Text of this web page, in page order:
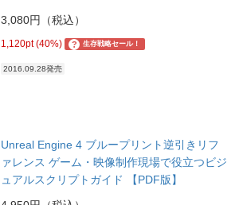
3,080円（税込）
1,120pt (40%) ? 生存戦略セール！
2016.09.28発売
Unreal Engine 4 ブループリント逆引きリフ
ァレンス ゲーム・映像制作現場で役立つビジ
ュアルスクリプトガイド 【PDF版】